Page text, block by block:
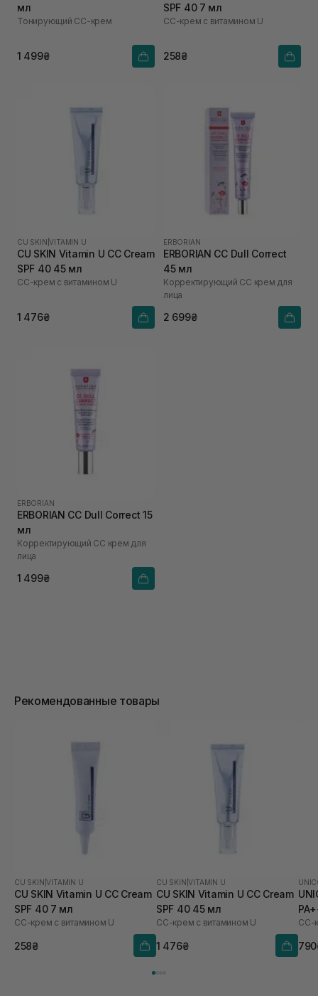
мл
Тонирующий СС-крем
1 499₴
SPF 40 7 мл
СС-крем с витамином U
258₴
CU SKIN |VITAMIN U
CU SKIN Vitamin U CC Cream
SPF 40 45 мл
СС-крем с витамином U
1 476₴
ERBORIAN
ERBORIAN CC Dull Correct
45 мл
Корректирующий СС крем для
лица
2 699₴
ERBORIAN
ERBORIAN CC Dull Correct 15
мл
Корректирующий СС крем для
лица
1 499₴
Рекомендованные товары
CU SKIN |VITAMIN U
CU SKIN Vitamin U CC Cream
SPF 40 7 мл
СС-крем с витамином U
258₴
CU SKIN |VITAMIN U
CU SKIN Vitamin U CC Cream
SPF 40 45 мл
СС-крем с витамином U
1 476₴